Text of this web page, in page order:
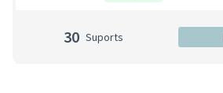
30 Suports